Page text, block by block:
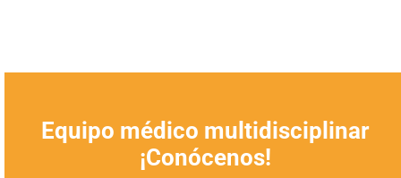
Equipo médico multidisciplinar
¡Conócenos!